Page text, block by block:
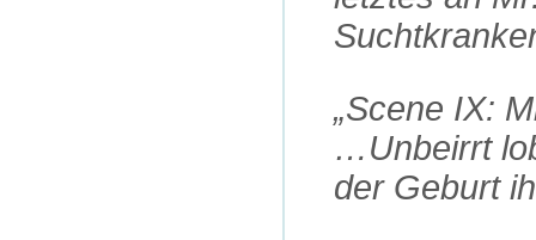
„Scene IX:
…Unbeirrt
der Geburt